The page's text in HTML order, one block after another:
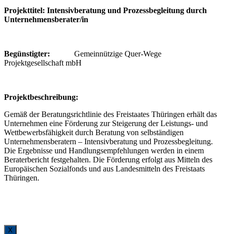
Projekttitel: Intensivberatung und Prozessbegleitung durch
Unternehmensberater/in
Begünstigter: Gemeinnützige Quer-Wege
Projektgesellschaft mbH
Projektbeschreibung:
Gemäß der Beratungsrichtlinie des Freistaates Thüringen erhält das
Unternehmen eine Förderung zur Steigerung der Leistungs- und
Wettbewerbsfähigkeit durch Beratung von selbständigen
Unternehmensberatern – Intensivberatung und Prozessbegleitung.
Die Ergebnisse und Handlungsempfehlungen werden in einem
Beraterbericht festgehalten. Die Förderung erfolgt aus Mitteln des
Europäischen Sozialfonds und aus Landesmitteln des Freistaats
Thüringen.
X